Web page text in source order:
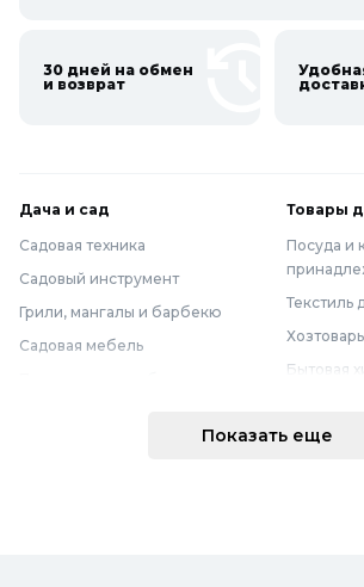
30 дней на обмен
и возврат
Дача и сад
Садовая техника
Садовый инструмент
Грили, мангалы и барбекю
Садовая мебель
Товары
Посуда и
Текстиль
Бытовая
Мебель
Показать еще